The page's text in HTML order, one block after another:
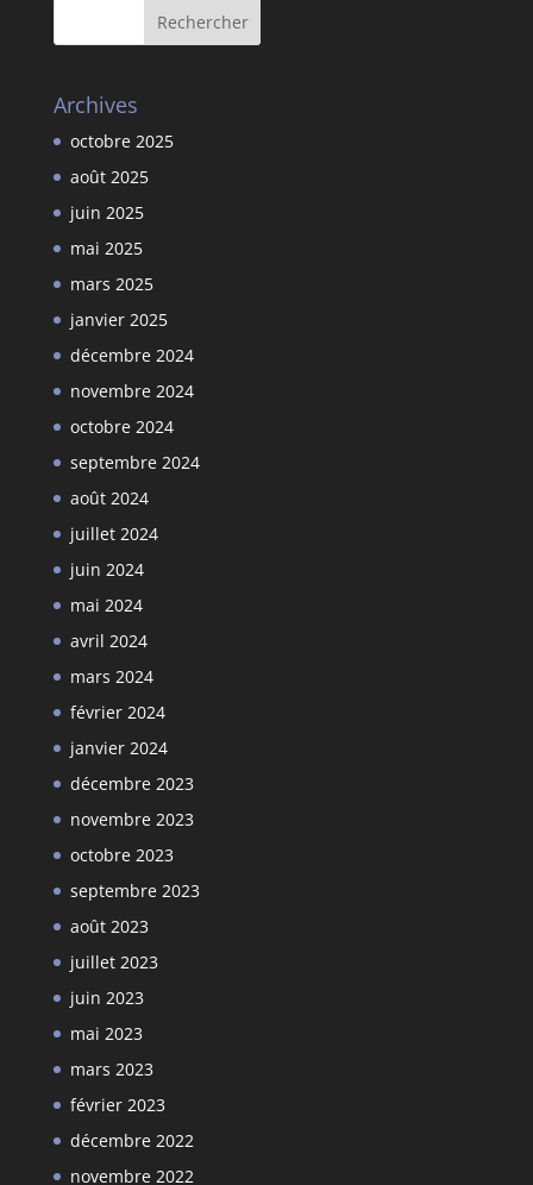
Archives
octobre 2025
août 2025
juin 2025
mai 2025
mars 2025
janvier 2025
décembre 2024
novembre 2024
octobre 2024
septembre 2024
août 2024
juillet 2024
juin 2024
mai 2024
avril 2024
mars 2024
février 2024
janvier 2024
décembre 2023
novembre 2023
octobre 2023
septembre 2023
août 2023
juillet 2023
juin 2023
mai 2023
mars 2023
février 2023
décembre 2022
novembre 2022